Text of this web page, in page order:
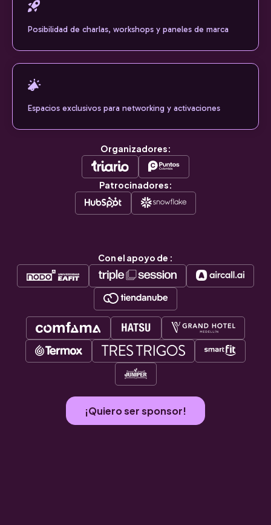
Posibilidad de charlas, workshops y paneles de marca
Espacios exclusivos para networking y activaciones
Organizadores:
Patrocinadores:
Con el apoyo de :
¡Quiero ser sponsor!